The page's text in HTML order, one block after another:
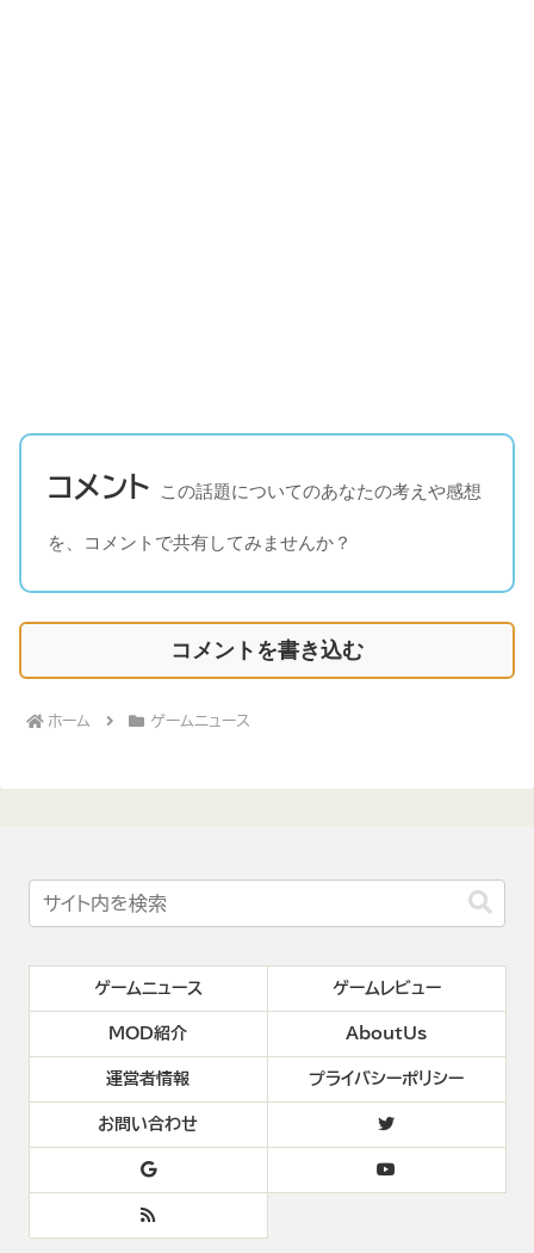
コメント この話題についてのあなたの考えや感想
を、コメントで共有してみませんか？
コメントを書き込む
ホーム ゲームニュース
ゲームニュース ゲームレビュー
MOD紹介 AboutUs
運営者情報 プライバシーポリシー
お問い合わせ